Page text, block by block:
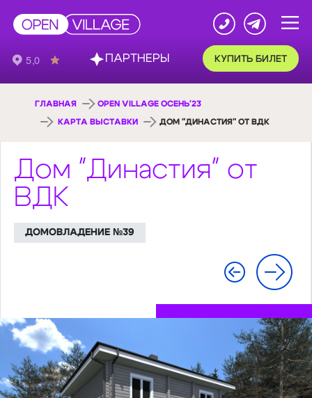
КУПИТЬ БИЛЕТ
ГЛАВНАЯ OPEN VILLAGE ОСЕНЬ'23
КАРТА ВЫСТАВКИ ДОМ "ДИНАСТИЯ" ОТ ВДК
Дом "Династия" от
ВДК
ДОМОВЛАДЕНИЕ №39